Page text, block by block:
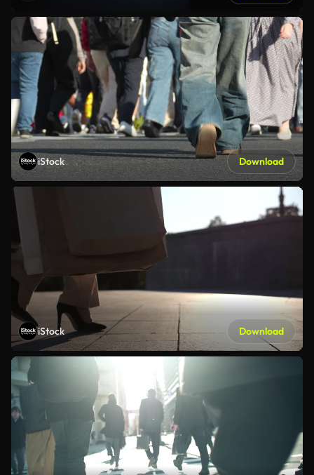
iStock Download
iStock Download